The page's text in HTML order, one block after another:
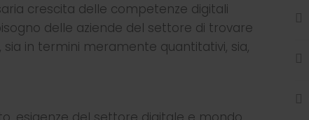
crescita delle competenze digitali
delle aziende del settore di trovare
in termini meramente quantitativi, sia,